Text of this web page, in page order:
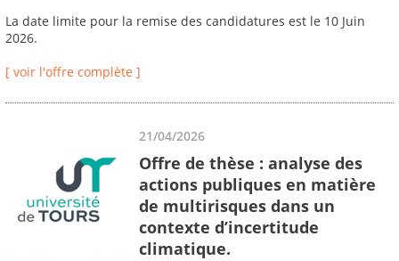
La date limite pour la remise des candidatures est le 10 Juin
2026.
[ voir l'offre complète ]
21/04/2026
Offre de thèse : analyse des
actions publiques en matière
de multirisques dans un
contexte d’incertitude
climatique.